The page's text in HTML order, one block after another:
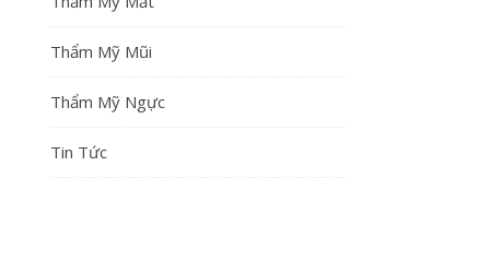
Thẩm Mỹ Mũi
Thẩm Mỹ Ngực
Tin Tức